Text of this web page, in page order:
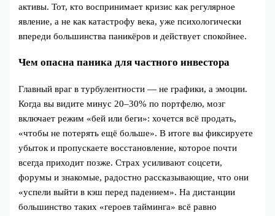
активы. Тот, кто воспринимает кризис как регулярное
явление, а не как катастрофу века, уже психологически
впереди большинства паникёров и действует спокойнее.
Чем опасна паника для частного инвестора
Главный враг в турбулентности — не графики, а эмоции.
Когда вы видите минус 20–30% по портфелю, мозг
включает режим «бей или беги»: хочется всё продать,
«чтобы не потерять ещё больше». В итоге вы фиксируете
убыток и пропускаете восстановление, которое почти
всегда приходит позже. Страх усиливают соцсети,
форумы и знакомые, радостно рассказывающие, что они
«успели выйти в кэш перед падением». На дистанции
большинство таких «героев тайминга» всё равно